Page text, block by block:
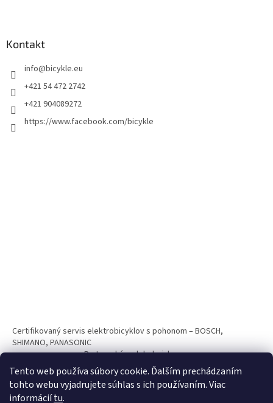
Tento web používa súbory cookie. Ďalším prechádzaním
tohto webu vyjadrujete súhlas s ich používaním. Viac
informáciítu.
Kontakt
info@bicykle.eu
+421 54 472 2742
+421 904089272
https://www.facebook.com/bicykle
Certifikovaný servis elektrobicyklov s pohonom – BOSCH,
SHIMANO, PANASONIC
Partnerský web hokejshop.eu